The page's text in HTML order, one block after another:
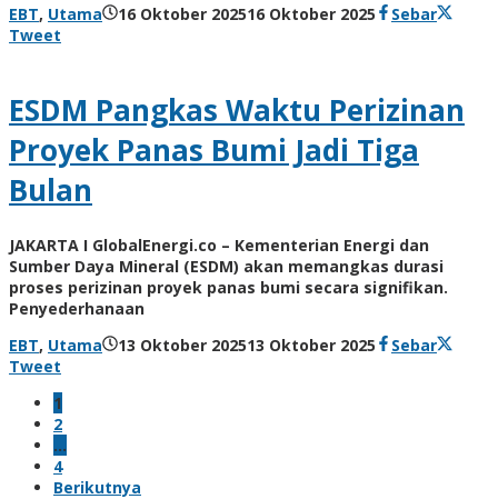
EBT, Utama 16 Oktober 202516 Oktober 2025 olehSebar
Tweet
ESDM Pangkas Waktu Perizinan
Proyek Panas Bumi Jadi Tiga
Bulan
JAKARTA I GlobalEnergi.co – Kementerian Energi dan
Sumber Daya Mineral (ESDM) akan memangkas durasi
proses perizinan proyek panas bumi secara signifikan.
Penyederhanaan
EBT, Utama 13 Oktober 202513 Oktober 2025 olehSebar
Tweet
1
2
…
4
Berikutnya